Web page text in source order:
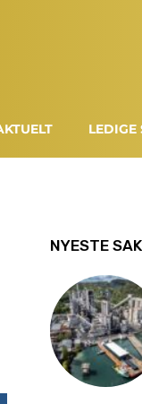
LEDIGE
NYESTE